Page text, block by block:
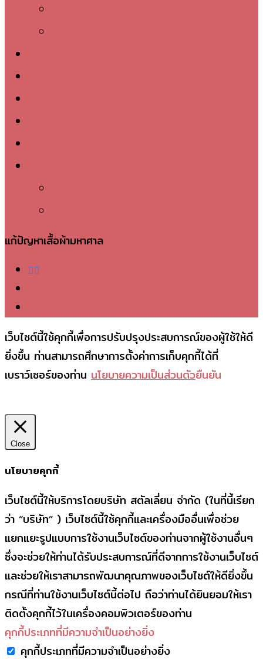
แก้ปัญหาเสื้อผ้ามหาศาล
facebook
เว็บไซต์นี้ใช้คุกกี้เพื่อการปรับปรุงประสบการณ์ของผู้ใช้ให้ดี
ยิ่งขึ้น ท่านสามารถศึกษาการตั้งค่าการเก็บคุกกี้ได้ที่
เบราว์เซอร์ของท่าน นโยบายความเป็นส่วนตัวยืนยัน
Close
นโยบายคุกกี้
เว็บไซต์นี้ให้บริการโดยบริษัท สตัลเลี่ยน จำกัด (ในที่นี้เรียก
ว่า “บริษัท” ) เว็บไซต์นี้ใช้คุกกี้และเครื่องมืออื่นเพื่อช่วย
แยกแยะรูปแบบการใช้งานเว็บไซต์ของท่านจากผู้ใช้งานอื่นๆ
ซึ่งจะช่วยให้ท่านได้รับประสบการณ์ที่ดีจากการใช้งานเว็บไซต์
และช่วยให้เราสามารถพัฒนาคุณภาพของเว็บไซต์ให้ดียิ่งขึ้น
กรณีที่ท่านใช้งานเว็บไซต์นี้ต่อไป ถือว่าท่านได้ยินยอมให้เรา
ติดตั้งคุกกี้ไว้ในเครื่องคอมพิวเตอร์ของท่าน
คุกกี้ประเภทที่มีความจำเป็นอย่างยิ่ง
คุกกี้ประเภทที่มีความจำเป็นอย่างยิ่ง